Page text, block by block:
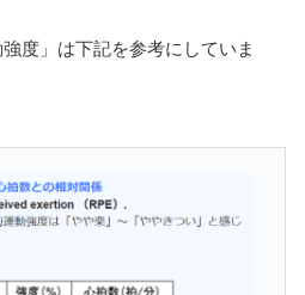
度」は下記を参考にしていま